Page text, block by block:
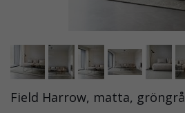
Field Harrow, matta, gröngrå